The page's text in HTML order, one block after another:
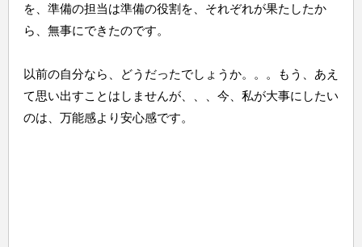
を、準備の担当は準備の役割を、それぞれが果たしたか
ら、無事にできたのです。
以前の自分なら、どうだったでしょうか。。。もう、あえ
て思い出すことはしませんが、、、今、私が大事にしたい
のは、万能感より安心感です。